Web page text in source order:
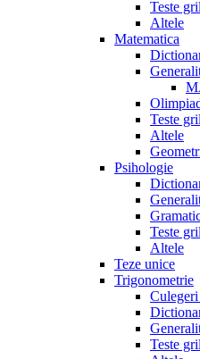
Teste
Altele
Matematica
Teste
Altele
Psihologie
Teste
Altele
Teze unice
Trigonometrie
Teste